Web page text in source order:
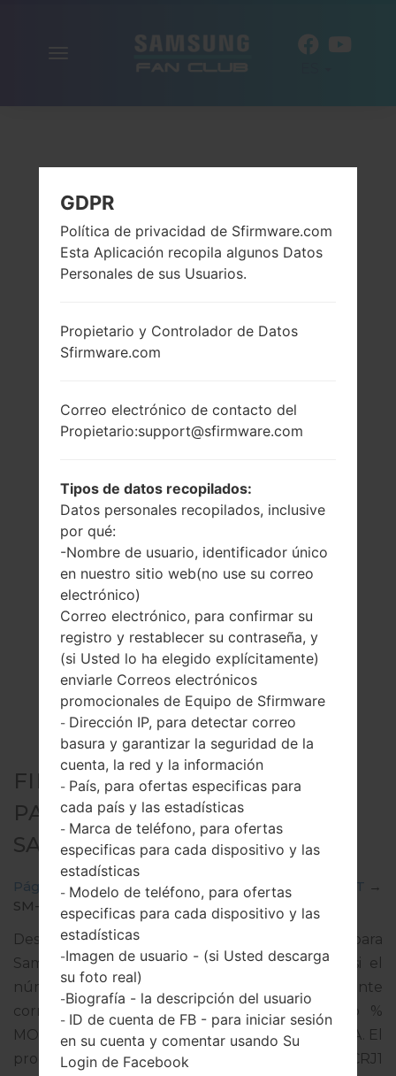
FIRMWARE OFICIAL #43036
PARA SM-G930T -
SAMSUNGGALAXY S7
Página principal → Galaxy S7 →SamsungSM-G930T →
SM-G930T_1_20181012142053_y8q9fzrczc_fac.zip
Descargue la última actualización de firmware para
Samsung Galaxy S7, pero no olvide verificar si el
número de modelo de su teléfono inteligente
corresponde al número de modelo indicado %
MODEL%. El código del firmware es TMB de USA. El
producto viene con la versión PDA G930TUVS8CRJ1
GDPR
Política de privacidad de Sfirmware.com
Esta Aplicación recopila algunos Datos
Personales de sus Usuarios.
Propietario y Controlador de Datos
Sfirmware.com
Correo electrónico de contacto del
Propietario:support@sfirmware.com
Tipos de datos recopilados:
Datos personales recopilados, inclusive
por qué:
-Nombre de usuario, identificador único
en nuestro sitio web(no use su correo
electrónico)
Correo electrónico, para confirmar su
registro y restablecer su contraseña, y
(si Usted lo ha elegido explícitamente)
enviarle Correos electrónicos
promocionales de Equipo de Sfirmware
- Dirección IP, para detectar correo
basura y garantizar la seguridad de la
cuenta, la red y la información
- País, para ofertas especificas para
cada país y las estadísticas
- Marca de teléfono, para ofertas
especificas para cada dispositivo y las
estadísticas
- Modelo de teléfono, para ofertas
especificas para cada dispositivo y las
estadísticas
-Imagen de usuario - (si Usted descarga
su foto real)
-Biografía - la descripción del usuario
- ID de cuenta de FB - para iniciar sesión
en su cuenta y comentar usando Su
Login de Facebook